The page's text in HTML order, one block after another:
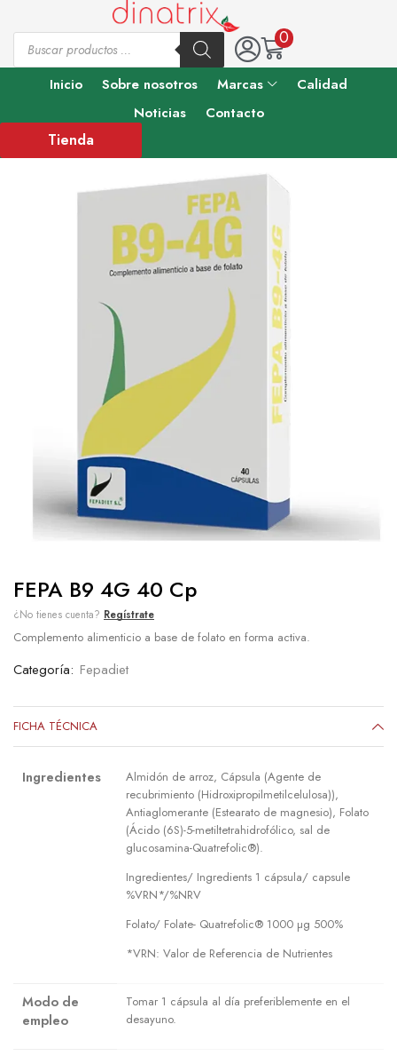
0
Inicio Sobre nosotros Marcas
Calidad
Noticias
Contacto
Tienda
FEPA B9 4G 40 Cp
¿No tienes cuenta? Regístrate
Complemento alimenticio a base de folato en forma activa.
Categoría: Fepadiet
FICHA TÉCNICA
Ingredientes
Almidón de arroz, Cápsula (Agente de
recubrimiento (Hidroxipropilmetilcelulosa)),
Antiaglomerante (Estearato de magnesio), Folato
(Ácido (6S)-5-metiltetrahidrofólico, sal de
glucosamina-Quatrefolic®).
Ingredientes/ Ingredients 1 cápsula/ capsule
%VRN*/%NRV
Folato/ Folate- Quatrefolic® 1000 µg 500%
*VRN: Valor de Referencia de Nutrientes
Modo de
empleo
Tomar 1 cápsula al día preferiblemente en el
desayuno.